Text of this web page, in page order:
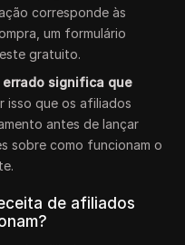
corresponde às
um formulário
gratuito.
errado significa que
isso que os afiliados
antes de lançar
sobre como funcionam o
de afiliados